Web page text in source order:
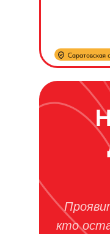
кто
Саратовская